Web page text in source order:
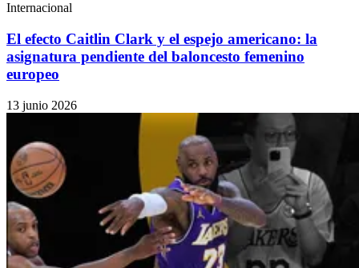
Internacional
El efecto Caitlin Clark y el espejo americano: la
asignatura pendiente del baloncesto femenino
europeo
13 junio 2026